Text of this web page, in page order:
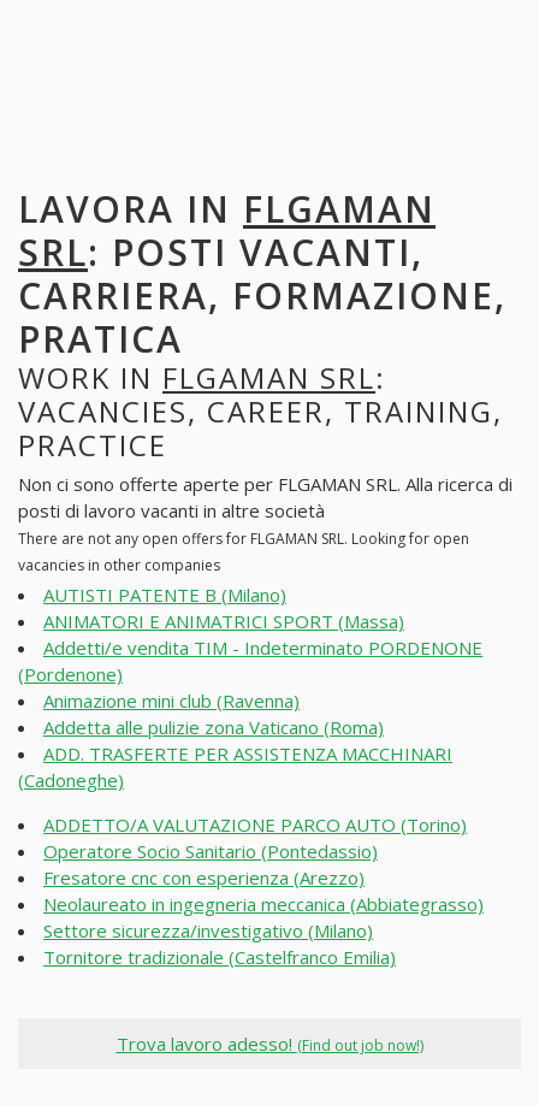
LAVORA IN FLGAMAN
SRL: POSTI VACANTI,
CARRIERA, FORMAZIONE,
PRATICA
WORK IN FLGAMAN SRL:
VACANCIES, CAREER, TRAINING,
PRACTICE
Non ci sono offerte aperte per FLGAMAN SRL. Alla ricerca di
posti di lavoro vacanti in altre società
There are not any open offers for FLGAMAN SRL. Looking for open
vacancies in other companies
AUTISTI PATENTE B (Milano)
ANIMATORI E ANIMATRICI SPORT (Massa)
Addetti/e vendita TIM - Indeterminato PORDENONE
(Pordenone)
Animazione mini club (Ravenna)
Addetta alle pulizie zona Vaticano (Roma)
ADD. TRASFERTE PER ASSISTENZA MACCHINARI
(Cadoneghe)
ADDETTO/A VALUTAZIONE PARCO AUTO (Torino)
Operatore Socio Sanitario (Pontedassio)
Fresatore cnc con esperienza (Arezzo)
Neolaureato in ingegneria meccanica (Abbiategrasso)
Settore sicurezza/investigativo (Milano)
Tornitore tradizionale (Castelfranco Emilia)
Trova lavoro adesso! (Find out job now!)